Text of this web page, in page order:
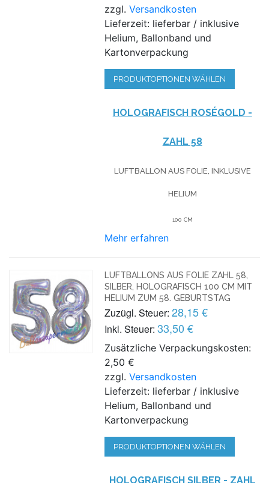
zzgl.Versandkosten
Lieferzeit: lieferbar / inklusive
Helium, Ballonband und
Kartonverpackung
PRODUKTOPTIONEN WÄHLEN
HOLOGRAFISCH ROSÉGOLD -
ZAHL 58
LUFTBALLON AUS FOLIE, INKLUSIVE
HELIUM
100 CM
Mehr erfahren
LUFTBALLONS AUS FOLIE ZAHL 58,
SILBER, HOLOGRAFISCH 100 CM MIT
HELIUM ZUM 58. GEBURTSTAG
Zuzügl. Steuer: 28,15 €
Inkl. Steuer: 33,50 €
Zusätzliche Verpackungskosten:
2,50 €
zzgl.Versandkosten
Lieferzeit: lieferbar / inklusive
Helium, Ballonband und
Kartonverpackung
PRODUKTOPTIONEN WÄHLEN
HOLOGRAFISCH SILBER - ZAHL